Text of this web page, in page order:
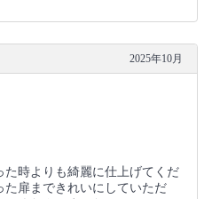
2025年10月
時よりも綺麗に仕上げてくだ
た扉まできれいにしていただ